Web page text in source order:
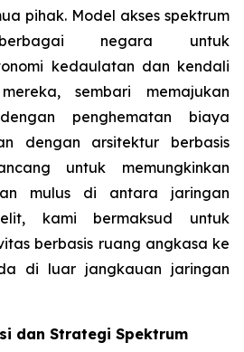
pihak. Model akses spektrum
berbagai negara untuk
kedaulatan dan kendali
sembari memajukan
penghematan biaya
dengan arsitektur berbasis
untuk memungkinkan
mulus di antara jaringan
kami bermaksud untuk
berbasis ruang angkasa ke
di luar jangkauan jaringan
dan Strategi Spektrum